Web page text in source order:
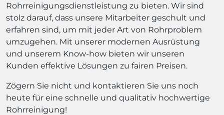
Rohrreinigungsdienstleistung zu bieten. Wir sind
stolz darauf, dass unsere Mitarbeiter geschult und
erfahren sind, um mit jeder Art von Rohrproblem
umzugehen. Mit unserer modernen Ausrüstung
und unserem Know-how bieten wir unseren
Kunden effektive Lösungen zu fairen Preisen.
Zögern Sie nicht und kontaktieren Sie uns noch
heute für eine schnelle und qualitativ hochwertige
Rohrreinigung!